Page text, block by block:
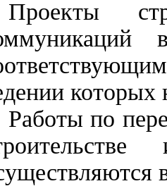
Проекты
которых
Работы по